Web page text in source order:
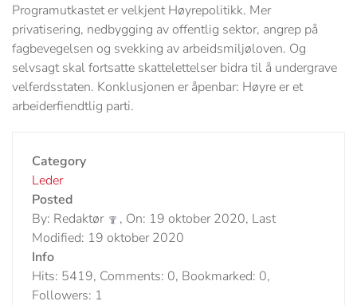
Programutkastet er velkjent Høyrepolitikk. Mer
privatisering, nedbygging av offentlig sektor, angrep på
fagbevegelsen og svekking av arbeidsmiljøloven. Og
selvsagt skal fortsatte skattelettelser bidra til å undergrave
velferdsstaten. Konklusjonen er åpenbar: Høyre er et
arbeiderfiendtlig parti.
Category
Leder
Posted
By: Redaktør
, On: 19 oktober 2020, Last
Modified: 19 oktober 2020
Info
Hits: 5419, Comments: 0, Bookmarked: 0,
Followers: 1